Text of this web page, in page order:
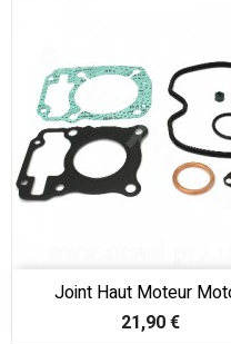
Joint Haut Moteur
Prix
21,90 €